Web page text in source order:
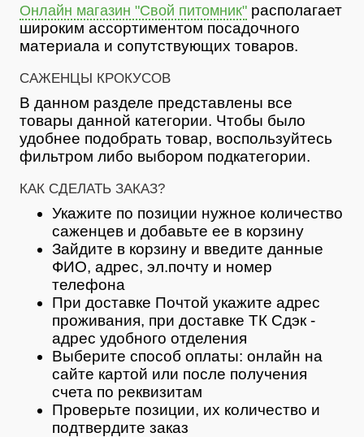
Онлайн магазин "Свой питомник" располагает
широким ассортиментом посадочного
материала и сопутствующих товаров.
САЖЕНЦЫ КРОКУСОВ
В данном разделе представлены все
товары данной категории. Чтобы было
удобнее подобрать товар, воспользуйтесь
фильтром либо выбором подкатегории.
КАК СДЕЛАТЬ ЗАКАЗ?
Укажите по позиции нужное количество
саженцев и добавьте ее в корзину
Зайдите в корзину и введите данные
ФИО, адрес, эл.почту и номер
телефона
При доставке Почтой укажите адрес
проживания, при доставке ТК Сдэк -
адрес удобного отделения
Выберите способ оплаты: онлайн на
сайте картой или после получения
счета по реквизитам
Проверьте позиции, их количество и
подтвердите заказ